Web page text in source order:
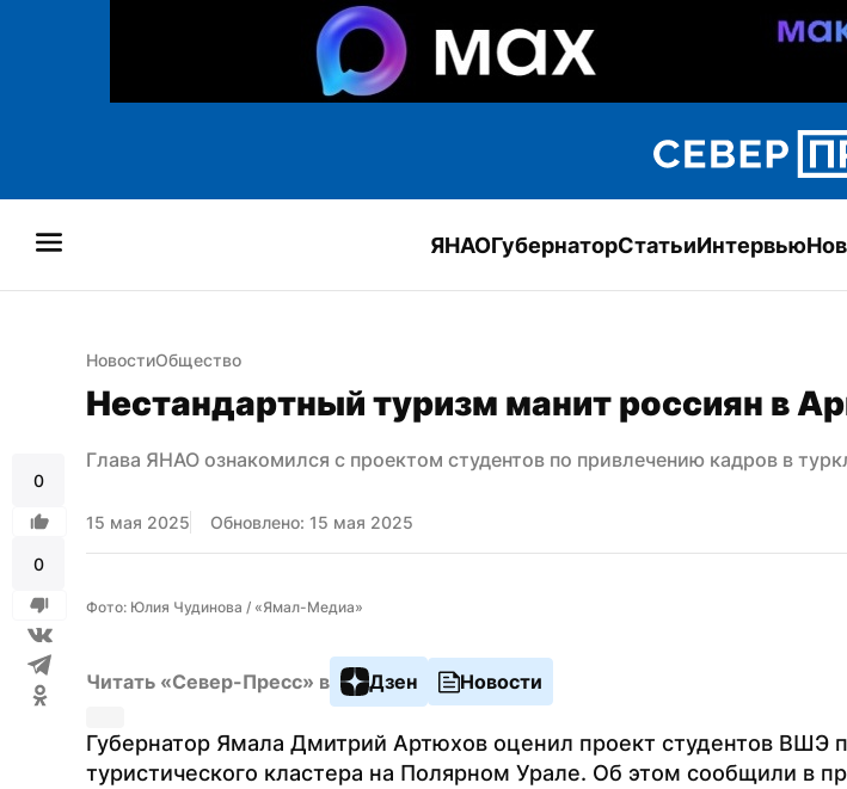
ЯНАОГубернаторСтатьиИнтервью
0
0
НовостиОбщество
Нестандартный туризм манит россиян в
Глава ЯНАО ознакомился с проектом студентов по привлечению кадров в
15 мая 2025 Обновлено: 15 мая 2025
Фото: Юлия Чудинова / «Ямал-Медиа»
Читать «Север-Пресс» в Дзен Новости
Губернатор Ямала Дмитрий Артюхов оценил проект студентов ВШЭ
туристического кластера на Полярном Урале. Об этом сообщили в